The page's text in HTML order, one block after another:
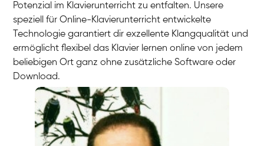
Potenzial im Klavierunterricht zu entfalten. Unsere
speziell für Online-Klavierunterricht entwickelte
Technologie garantiert dir exzellente Klangqualität und
ermöglicht flexibel das Klavier lernen online von jedem
beliebigen Ort ganz ohne zusätzliche Software oder
Download.